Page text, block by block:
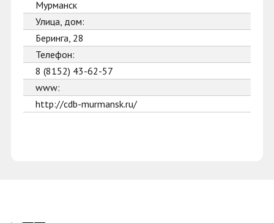
Мурманск
Улица, дом:
Беринга, 28
Телефон:
8 (8152) 43-62-57
www:
http://cdb-murmansk.ru/